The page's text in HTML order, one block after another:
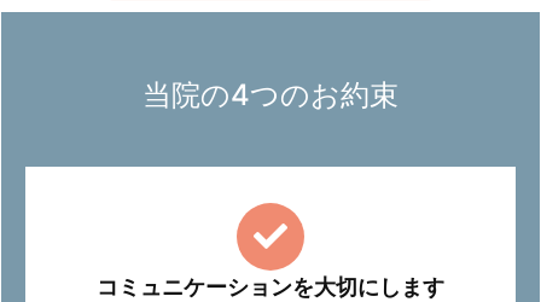
当院の4つのお約束
コミュニケーションを大切にします